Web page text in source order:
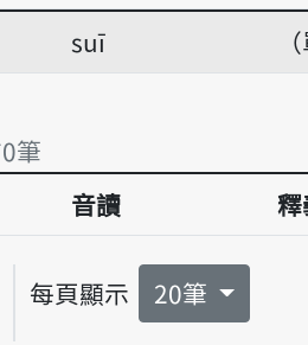
suī
筆
音讀
每頁顯示 20筆